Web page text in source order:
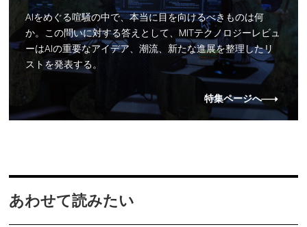
AIをめぐる喧騒の中で、本当に目を向けるべきものは何
か。この問いに対する答えとして、MITテクノロジーレビュ
ーはAIの重要なアイデア、潮流、新たな進展を整理したリ
ストを発表する。
特集ページへ
あわせて読みたい